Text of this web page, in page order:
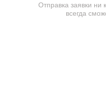
Отправка заявки ни
всегда